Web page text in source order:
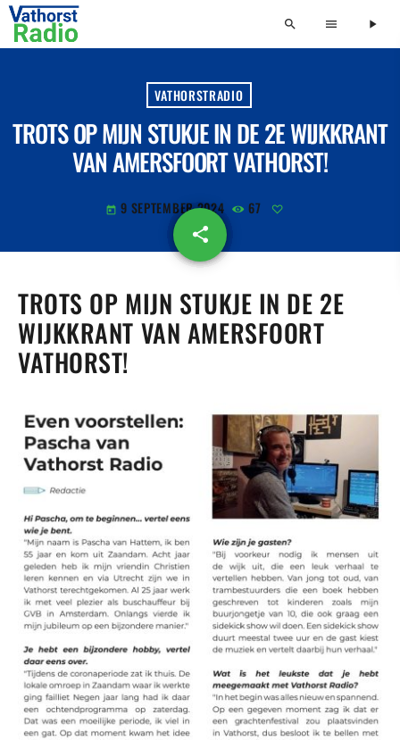
search menu play_arrow
VATHORSTRADIO
TROTS OP MIJN STUKJE IN DE 2E WIJKKRANT
VAN AMERSFOORT VATHORST!
today 9 SEPTEMBER 2024 67
share
email
TROTS OP MIJN STUKJE IN DE 2E
WIJKKRANT VAN AMERSFOORT
VATHORST!